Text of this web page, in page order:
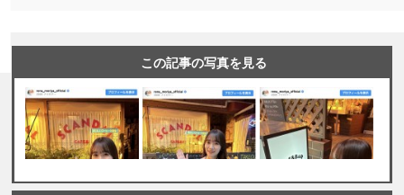
この記事の写真を見る